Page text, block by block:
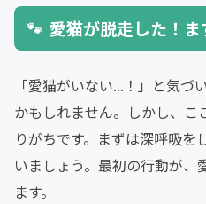
愛猫が脱走した！
「愛猫がいない...！」と気
かもしれません。しかし、こ
りがちです。まずは深呼吸を
いましょう。最初の行動が、
ます。